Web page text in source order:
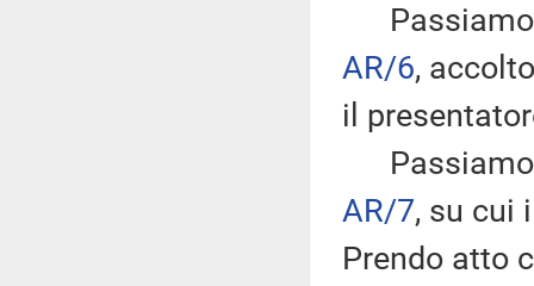
Passiamo
AR/6,
il
Passiamo
AR/7, su cui
Prendo atto